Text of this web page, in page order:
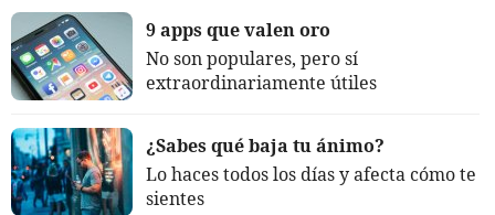
9 apps que valen oro
No son populares, pero sí
extraordinariamente útiles
¿Sabes qué baja tu ánimo?
Lo haces todos los días y afecta cómo te
sientes